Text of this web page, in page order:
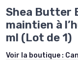
Shea Butter
maintien à
ml (Lot de 1)
Voir la boutique :